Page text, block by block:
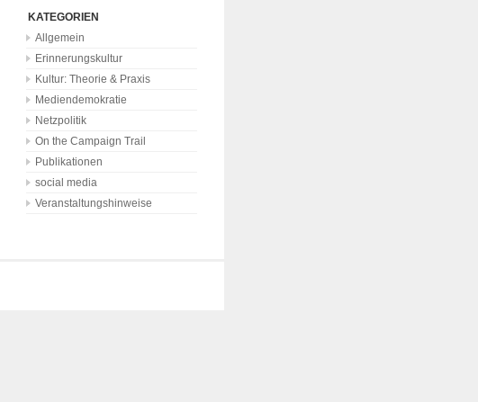
KATEGORIEN
Allgemein
Erinnerungskultur
Kultur: Theorie & Praxis
Mediendemokratie
Netzpolitik
On the Campaign Trail
Publikationen
social media
Veranstaltungshinweise